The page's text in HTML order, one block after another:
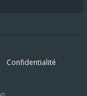
Confidentialité